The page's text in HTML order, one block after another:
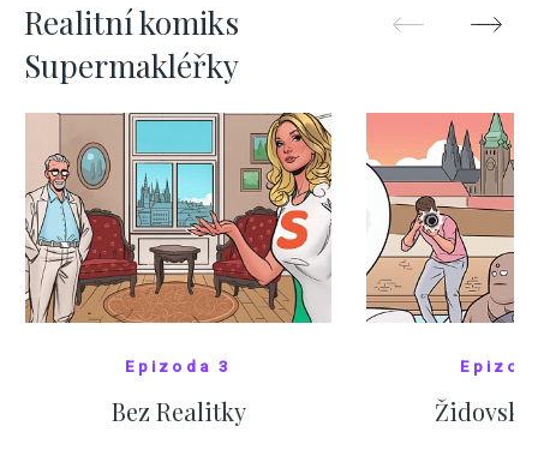
Realitní komiks
Supermakléřky
Epizoda 3
Bez Realitky